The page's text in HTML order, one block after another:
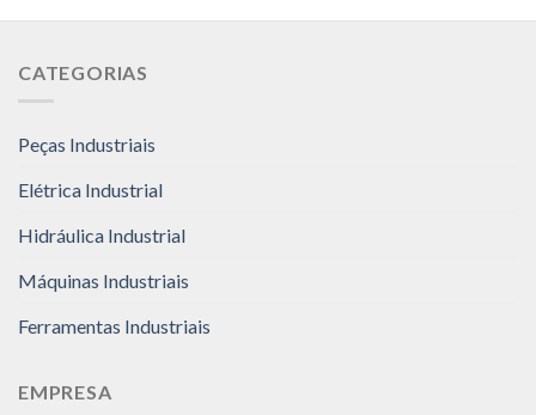
CATEGORIAS
Peças Industriais
Elétrica Industrial
Hidráulica Industrial
Máquinas Industriais
Ferramentas Industriais
EMPRESA